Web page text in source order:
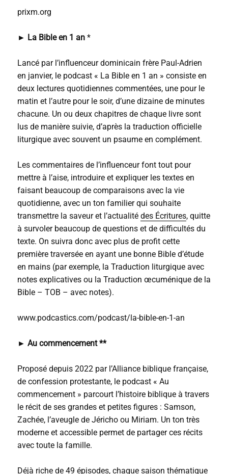
prixm.org
► La Bible en 1 an*
Lancé par l’influenceur dominicain frère Paul-Adrien
en janvier, le podcast « La Bible en 1 an » consiste en
deux lectures quotidiennes commentées, une pour le
matin et l’autre pour le soir, d’une dizaine de minutes
chacune. Un ou deux chapitres de chaque livre sont
lus de manière suivie, d’après la traduction officielle
liturgique avec souvent un psaume en complément.
Les commentaires de l’influenceur font tout pour
mettre à l’aise, introduire et expliquer les textes en
faisant beaucoup de comparaisons avec la vie
quotidienne, avec un ton familier qui souhaite
transmettre la saveur et l’actualité des Écritures, quitte
à survoler beaucoup de questions et de difficultés du
texte. On suivra donc avec plus de profit cette
première traversée en ayant une bonne Bible d’étude
en mains (par exemple, la Traduction liturgique avec
notes explicatives ou la Traduction œcuménique de la
Bible – TOB – avec notes).
www.podcastics.com/podcast/la-bible-en-1-an
► Au commencement **
Proposé depuis 2022 par l’Alliance biblique française,
de confession protestante, le podcast « Au
commencement » parcourt l’histoire biblique à travers
le récit de ses grandes et petites figures : Samson,
Zachée, l’aveugle de Jéricho ou Miriam. Un ton très
moderne et accessible permet de partager ces récits
avec toute la famille.
Déjà riche de 49 épisodes, chaque saison thématique